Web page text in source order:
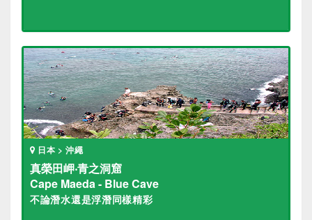
日本 > 沖繩
真榮田岬‧青之洞窟
Cape Maeda - Blue Cave
不論潛水還是浮潛同樣精彩